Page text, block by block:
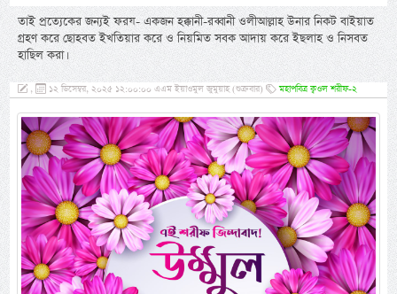
তাই প্রত্যেকের জন্যই ফরয- একজন হক্কানী-রব্বানী ওলীআল্লাহ উনার নিকট বাইয়াত
গ্রহণ করে ছোহবত ইখতিয়ার করে ও নিয়মিত সবক আদায় করে ইছলাহ ও নিসবত
হাছিল করা।
, ১২ ডিসেম্বর, ২০২৫ ১২:০০:০০ এএম ইয়াওমুল জুমুয়াহ (শুক্রবার) মহাপবিত্র ক্বওল শরীফ-২